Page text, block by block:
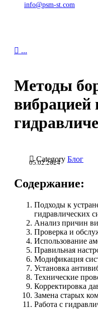
info@psm-st.com
 ...
Методы
вибрацией
 Category Блог
05.02.2024
Содержание:
Подходы к
гидравлических
Анализ причин
Проверка и
Использование
Правильная
Модификация
Установка
Технические
Корректировка
Замена старых
Работа с